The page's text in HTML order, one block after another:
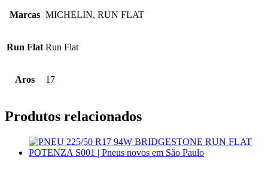
Marcas MICHELIN, RUN FLAT
Run Flat Run Flat
Aros 17
Produtos relacionados